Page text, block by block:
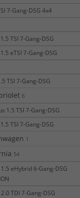
7-Gang-DSG 4x4
TSI 7-Gang-DSG
eTSI 7-Gang-DSG
TSI 7-Gang-DSG
6
1.5 TSI 7-Gang-DSG
TSI 7-Gang-DSG
1
54
eHybrid 6-Gang-DSG
TDI 7-Gang-DSG